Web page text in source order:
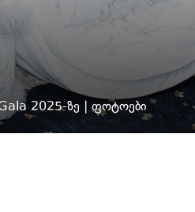
2025-ზე | ფოტოები